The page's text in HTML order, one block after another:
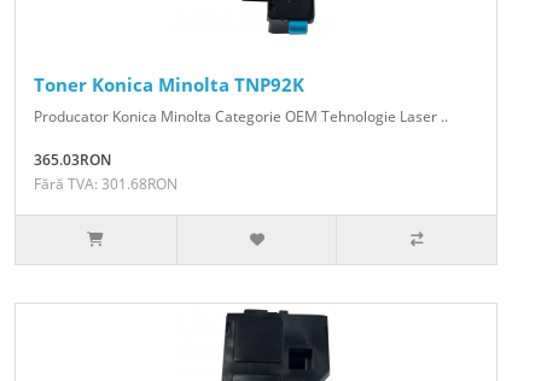
Toner Konica Minolta TNP92K
Producator Konica Minolta Categorie OEM Tehnologie Laser ..
365.03RON
Fără TVA: 301.68RON